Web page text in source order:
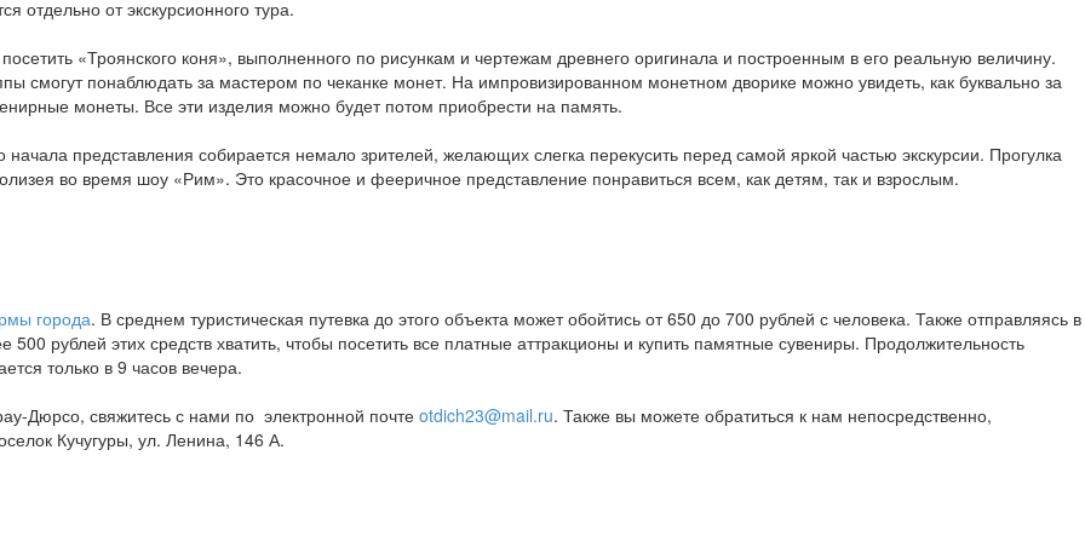
отдельно от экскурсионного тура.
«Троянского коня», выполненного по рисункам и чертежам древнего оригинала и построенным в его реальную величину.
смогут понаблюдать за мастером по чеканке монет. На импровизированном монетном дворике можно увидеть, как буквально за
монеты. Все эти изделия можно будет потом приобрести на память.
представления собирается немало зрителей, желающих слегка перекусить перед самой яркой частью экскурсии. Прогулка
во время шоу «Рим». Это красочное и фееричное представление понравиться всем, как детям, так и взрослым.
города. В среднем туристическая путевка до этого объекта может обойтись от 650 до 700 рублей с человека. Также отправляясь в
рублей этих средств хватить, чтобы посетить все платные аттракционы и купить памятные сувениры. Продолжительность
только в 9 часов вечера.
Дюрсо, свяжитесь с нами по электронной почте otdich23@mail.ru. Также вы можете обратиться к нам непосредственно,
Кучугуры, ул. Ленина, 146 А.